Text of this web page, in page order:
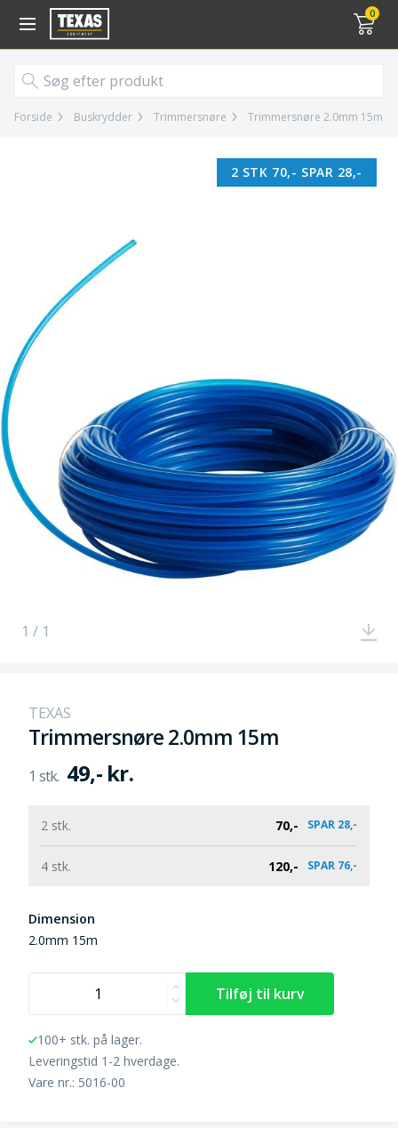
0
Gå til kurv (
Forside Buskrydder Trimmersnøre Trimmersnøre 2.0mm 15m
1 / 1
2 STK 70,- SPAR 28,-
TEXAS
Trimmersnøre 2.0mm 15m
49,- kr.
2 stk. 70,- SPAR 28,-
4 stk. 120,- SPAR 76,-
Dimension
2.0mm 15m
100+ stk. på lager.
Leveringstid 1-2 hverdage.
Vare nr.: 5016-00